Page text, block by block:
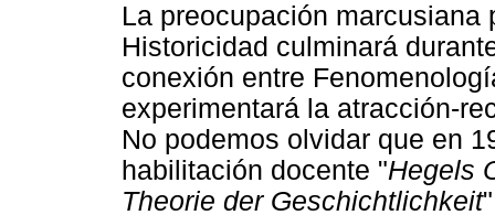
La preocupación marcusiana
Historicidad culminará
conexión entre
experimentará la atracción-
No podemos olvidar que en
habilitación docente "Hegels
Theorie der Geschichtlichkeit